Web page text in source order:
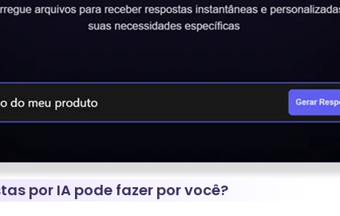
por IA pode fazer por você?